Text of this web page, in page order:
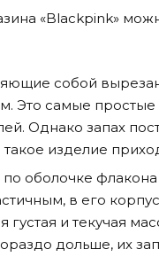
«Blackpink»
собой
Это самые
Однако запах
изделие
оболочке
в его
густая и текучая
дольше, их